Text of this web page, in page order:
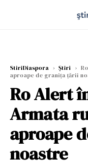
StiriDiaspora › Știri ›
aproape de granița țării
Ro Alert
Armata
aproape
noastre